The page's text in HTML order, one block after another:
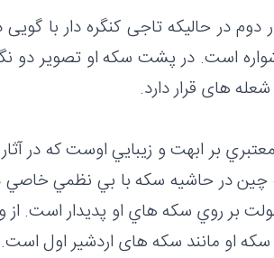
در حالیکه تاجی کنگره دار با
است. در پشت سکه او تصویر دو
های قرار دارد.
بر ابهت و زيبايي اوست كه در
چين در حاشيه سكه با بي نظمي خاصي
بر روي سكه هاي او پديدار است.
او مانند سکه های اردشیر اول است.